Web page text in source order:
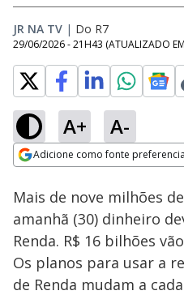
JR NA TV | Do R7
29/06/2026 - 21H43 (ATUALIZADO EM
A+ A-
Adicione como fonte
Ativar
Loaded
68.91%
Mais de nove milhões
amanhã (30) dinheiro
Renda. R$ 16 bilhões
Os planos para usar a
de Renda mudam a